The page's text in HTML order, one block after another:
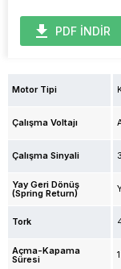
PDF İNDİR
Motor Tipi
Çalışma Voltajı
Çalışma Sinyali
Yay Geri Dönüş
(Spring Return)
Tork
Açma-Kapama
Süresi